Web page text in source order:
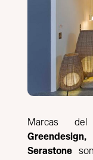
Marcas
Serastone